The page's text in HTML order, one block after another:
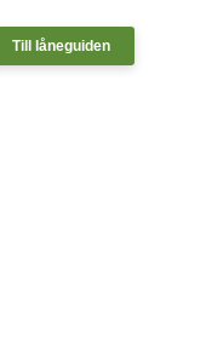
Till låneguiden